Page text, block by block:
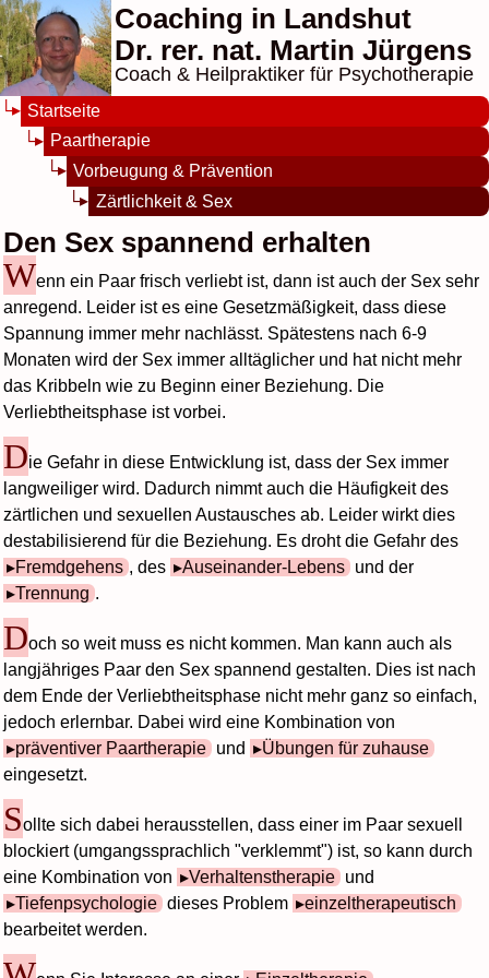
Coaching in Landshut
Dr. rer. nat. Martin Jürgens
Coach & Heilpraktiker für Psychotherapie
Startseite
Paartherapie
Vorbeugung & Prävention
Zärtlichkeit & Sex
Den Sex spannend erhalten
Wenn ein Paar frisch verliebt ist, dann ist auch der Sex sehr
anregend. Leider ist es eine Gesetzmäßigkeit, dass diese
Spannung immer mehr nachlässt. Spätestens nach 6-9
Monaten wird der Sex immer alltäglicher und hat nicht mehr
das Kribbeln wie zu Beginn einer Beziehung. Die
Verliebtheitsphase ist vorbei.
Die Gefahr in diese Entwicklung ist, dass der Sex immer
langweiliger wird. Dadurch nimmt auch die Häufigkeit des
zärtlichen und sexuellen Austausches ab. Leider wirkt dies
destabilisierend für die Beziehung. Es droht die Gefahr des
Fremdgehens , des Auseinander-Lebens und der
Trennung .
Doch so weit muss es nicht kommen. Man kann auch als
langjähriges Paar den Sex spannend gestalten. Dies ist nach
dem Ende der Verliebtheitsphase nicht mehr ganz so einfach,
jedoch erlernbar. Dabei wird eine Kombination von
präventiver Paartherapie und
Übungen für zuhause
eingesetzt.
Sollte sich dabei herausstellen, dass einer im Paar sexuell
blockiert (umgangssprachlich "verklemmt") ist, so kann durch
eine Kombination von
Verhaltenstherapie und
Tiefenpsychologie dieses Problem
einzeltherapeutisch
bearbeitet werden.